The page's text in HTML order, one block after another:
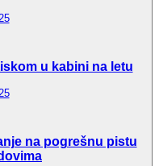
u kabini na letu
na pogrešnu pistu